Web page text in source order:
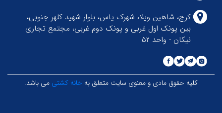
کرج، شاهین ویلا، شهرک یاس، بلوار شهید کلهر جنوبی،
بین پونک اول غربی و پونک دوم غربی، مجتمع تجاری
نیکان - واحد ۵۲
کلیه حقوق مادی و معنوی سایت متعلق به خانه کشتی می باشد.